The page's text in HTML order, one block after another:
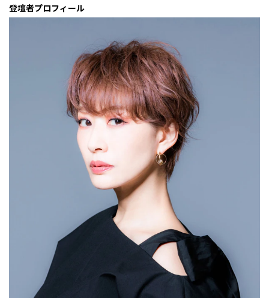
登壇者プロフィール